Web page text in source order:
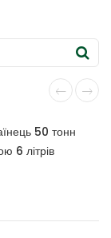
50 тонн
6 літрів